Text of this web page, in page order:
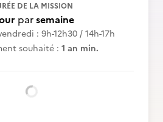
DE LA MISSION
parsemaine
: 9h-12h30 / 14h-17h
souhaité : 1 an min.